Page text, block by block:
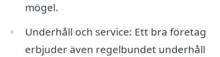
mögel.
Underhåll och service: Ett bra företag
erbjuder även regelbundet underhåll